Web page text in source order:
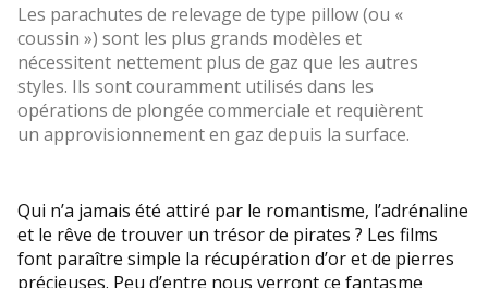
Les parachutes de relevage de type pillow (ou «
coussin ») sont les plus grands modèles et
nécessitent nettement plus de gaz que les autres
styles. Ils sont couramment utilisés dans les
opérations de plongée commerciale et requièrent
un approvisionnement en gaz depuis la surface.
Qui n’a jamais été attiré par le romantisme, l’adrénaline
et le rêve de trouver un trésor de pirates ? Les films
font paraître simple la récupération d’or et de pierres
précieuses. Peu d’entre nous verront ce fantasme